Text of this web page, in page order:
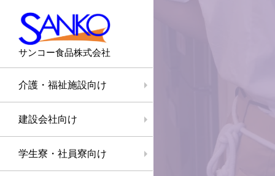
サンコー食品株式会社
介護・福祉施設向け
建設会社向け
学生寮・社員寮向け